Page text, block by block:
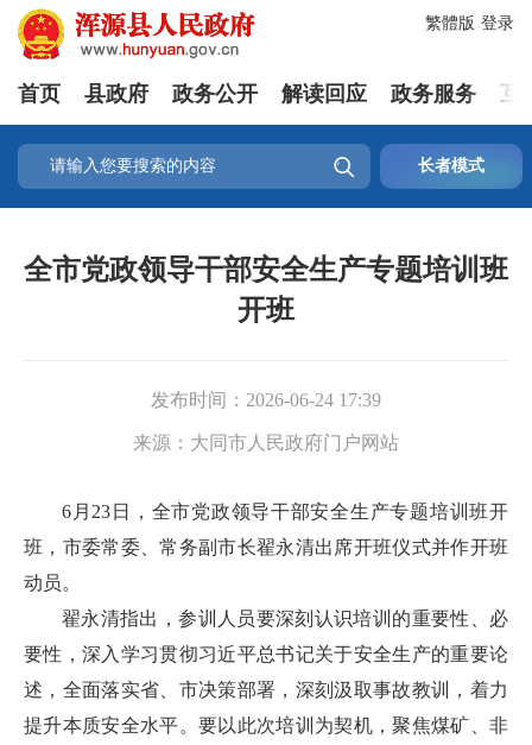
登录
繁體版
首页 县政府 政务公开 解读回应 政务服务 互
 长者模式
全市党政领导干部安全生产专题培训班
开班
发布时间： 2026-06-24 17:39
来源： 大同市人民政府门户网站
6月23日，全市党政领导干部安全生产专题培训班开
班，市委常委、常务副市长翟永清出席开班仪式并作开班
动员。
翟永清指出，参训人员要深刻认识培训的重要性、必
要性，深入学习贯彻习近平总书记关于安全生产的重要论
述，全面落实省、市决策部署，深刻汲取事故教训，着力
提升本质安全水平。要以此次培训为契机，聚焦煤矿、非